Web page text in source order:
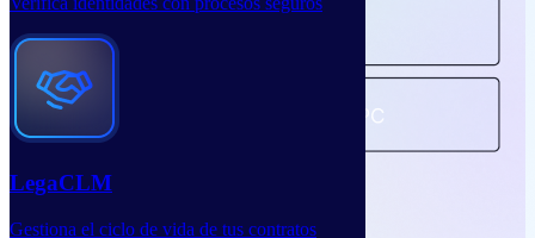
LegaCLM
Gestiona el ciclo de vida de tus contratos